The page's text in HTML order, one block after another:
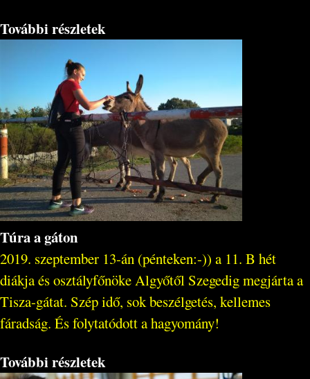
További részletek
Túra a gáton
2019. szeptember 13-án (pénteken:-)) a 11. B hét
diákja és osztályfőnöke Algyőtől Szegedig megjárta a
Tisza-gátat. Szép idő, sok beszélgetés, kellemes
fáradság. És folytatódott a hagyomány!
További részletek